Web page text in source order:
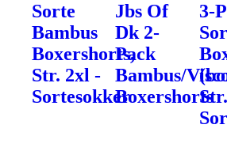
Sorte
Bambus
Boxershorts,
Str. 2xl -
Sortesokker
Jbs Of
Dk 2-
Pack
Bambus/
Boxershorts
3-